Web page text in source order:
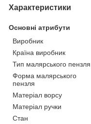
Характеристики
Основні атрибути
Виробник
Країна виробник
Тип малярського пензля
Форма малярського
пензля
Матеріал ворсу
Матеріал ручки
Стан